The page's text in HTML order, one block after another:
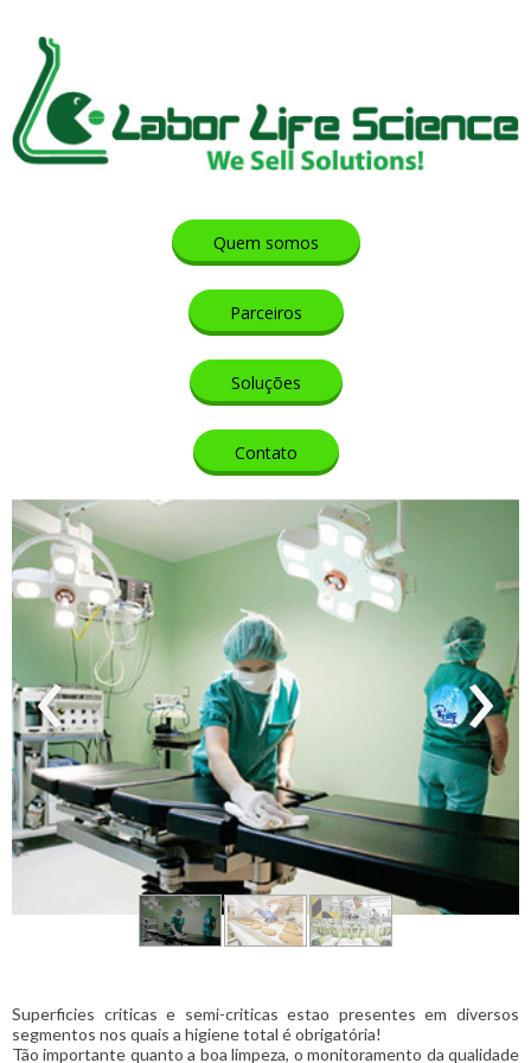
Quem somos
Parceiros
Soluções
Contato
‹ ›
Superficies criticas e semi-criticas estao presentes em diversos
segmentos nos quais a higiene total é obrigatória!
Tão importante quanto a boa limpeza, o monitoramento da qualidade